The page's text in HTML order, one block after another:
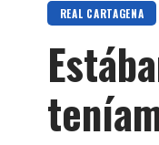
REAL CARTAGENA